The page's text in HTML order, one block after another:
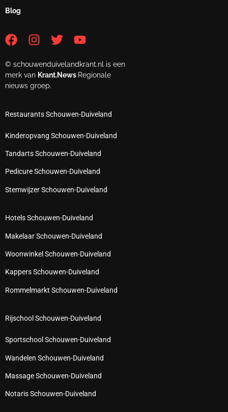
Blog
© schouwenduivelandkrant.nl is een
merk van Krant.News Regionale
nieuws groep.
Restaurants Schouwen-Duiveland
Kinderopvang Schouwen-Duiveland
Tandarts Schouwen-Duiveland
Pedicure Schouwen-Duiveland
Stemwijzer Schouwen-Duiveland
Hotels Schouwen-Duiveland
Makelaar Schouwen-Duiveland
Woonwinkel Schouwen-Duiveland
Kappers Schouwen-Duiveland
Rommelmarkt Schouwen-Duiveland
Rijschool Schouwen-Duiveland
Sportschool Schouwen-Duiveland
Wandelen Schouwen-Duiveland
Massage Schouwen-Duiveland
Notaris Schouwen-Duiveland